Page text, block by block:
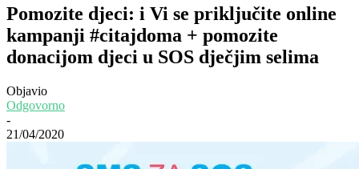
Pomozite djeci: i Vi se priključite online
kampanji #citajdoma + pomozite
donacijom djeci u SOS dječjim selima
Objavio
Odgovorno
-
21/04/2020